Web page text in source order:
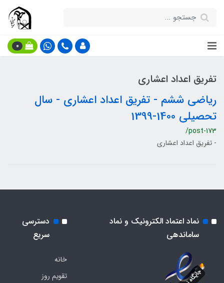
0
تفریق اعداد اعشاری
ریاضی ششم - تفریق اعداد اعشاری - سال
تحصیلی 1400-1399
/post-173
- تفریق اعداد اعشاری
نماد اعتماد الکترونیک و نماد
ساماندهی
دسترسی
سریع
خانه
تقویم روز